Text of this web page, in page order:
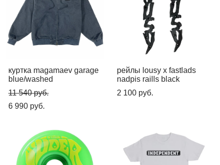
куртка magamaev garage
blue/washed
11 540 pуб.
6 990 pуб.
рейлы lousy x fastlads
nadpis raills black
2 100 pуб.